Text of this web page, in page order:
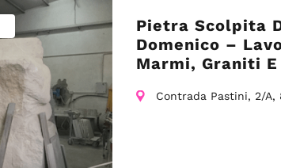
Pietra Scolpita
Domenico –
Marmi, Graniti
Contrada Pastini, 2/A,